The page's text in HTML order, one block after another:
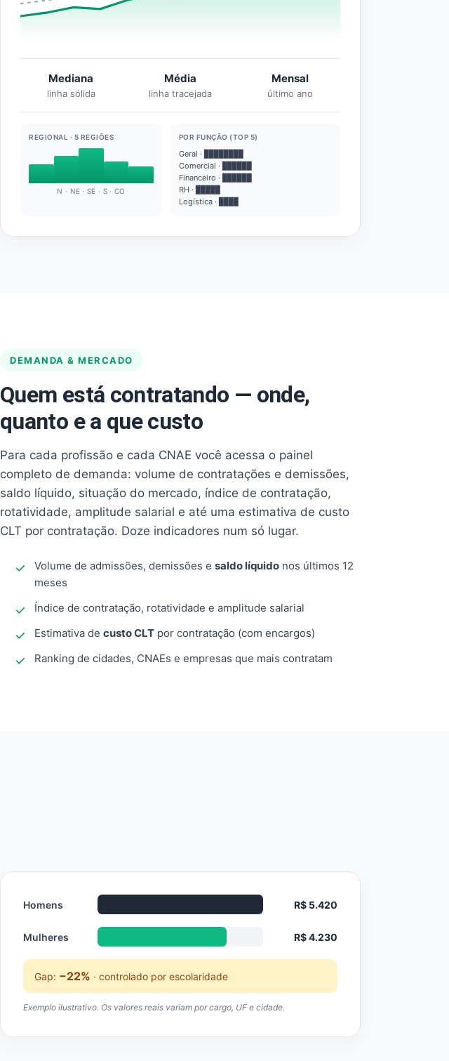
Mediana
linha sólida
Média
linha tracejada
Mensal
último ano
REGIONAL · 5 REGIÕES
N · NE · SE · S · CO
POR FUNÇÃO (TOP 5)
Geral · ████████
Comercial · ██████
Financeiro · ██████
RH · █████
Logística · ████
DEMANDA & MERCADO
Quem está contratando — onde,
quanto e a que custo
Para cada profissão e cada CNAE você acessa o painel
completo de demanda: volume de contratações e demissões,
saldo líquido, situação do mercado, índice de contratação,
rotatividade, amplitude salarial e até uma estimativa de custo
CLT por contratação. Doze indicadores num só lugar.
Volume de admissões, demissões e saldo líquido nos últimos 12
meses
Índice de contratação, rotatividade e amplitude salarial
Estimativa de custo CLT por contratação (com encargos)
Ranking de cidades, CNAEs e empresas que mais contratam
Homens R$ 5.420
Mulheres R$ 4.230
Gap: −22% · controlado por escolaridade
Exemplo ilustrativo. Os valores reais variam por cargo, UF e cidade.